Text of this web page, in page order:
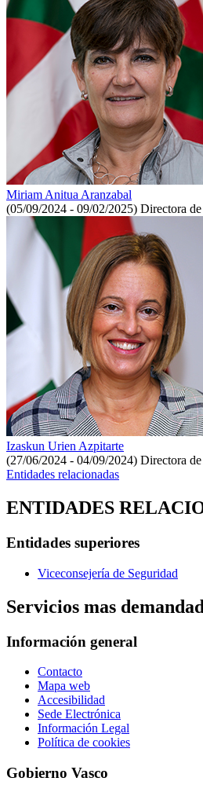
Miriam Anitua Aranzabal
(05/09/2024 - 09/02/2025) Directora
Izaskun Urien Azpitarte
(27/06/2024 - 04/09/2024) Directora
Entidades relacionadas
ENTIDADES
Entidades superiores
Viceconsejería de Seguridad
Servicios mas
Información general
Contacto
Mapa web
Accesibilidad
Sede Electrónica
Información Legal
Política de cookies
Gobierno Vasco